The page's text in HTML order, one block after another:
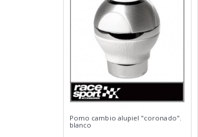
Pomo cambio alupiel "coronado".
blanco